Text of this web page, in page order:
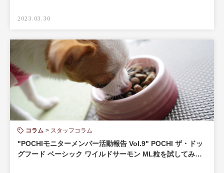
2023.03.30
コラム スタッフコラム
"POCHIモニターメンバー活動報告 Vol.9" POCHI ザ・ドッ
グフード ベーシック ワイルドサーモン ML粒を試してみ…